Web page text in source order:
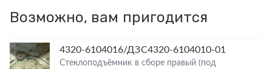
Возможно, вам пригодится
4320-6104016/ДЗС4320-6104010-01
Стеклоподъёмник в сборе правый (под